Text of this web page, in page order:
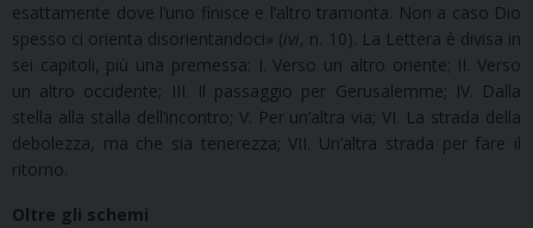
esattamente dove l’uno finisce e l’altro tramonta. Non a caso Dio
spesso ci orienta disorientandoci» (ivi, n. 10). La Lettera è divisa in
sei capitoli, più una premessa: I. Verso un altro oriente; II. Verso
un altro occidente; III. Il passaggio per Gerusalemme; IV. Dalla
stella alla stalla dell’incontro; V. Per un’altra via; VI. La strada della
debolezza, ma che sia tenerezza; VII. Un’altra strada per fare il
ritorno.
Oltre gli schemi